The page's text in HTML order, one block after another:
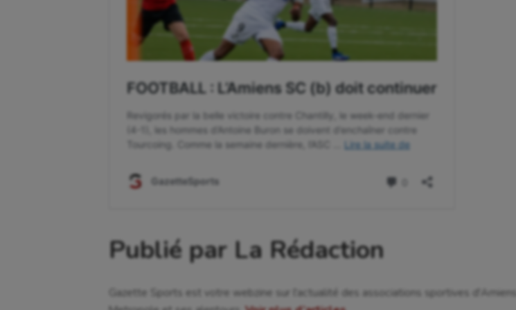
Publié par La Rédaction
Gazette Sports est votre webzine sur l'actualité des associations sportives d'Amiens